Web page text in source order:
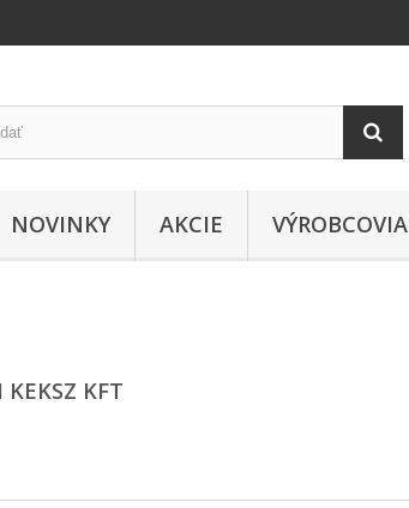
NOVINKY AKCIE VÝROBCOVIA
KEKSZ KFT